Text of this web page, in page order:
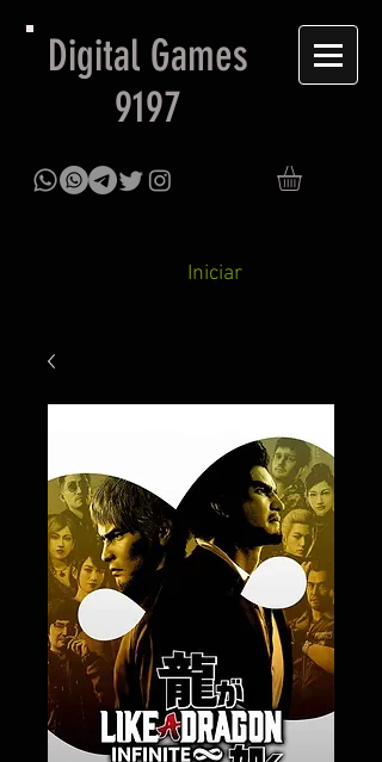
Digital Games
9197
Iniciar